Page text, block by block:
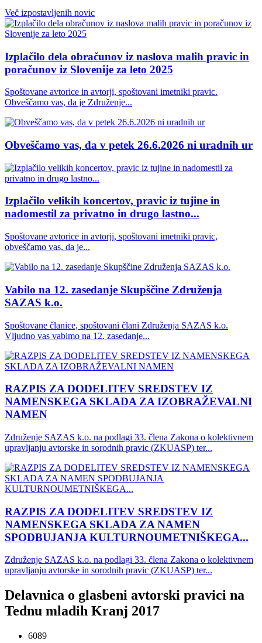
Več izpostavljenih novic
Izplačilo dela obračunov iz naslova malih pravic in
poračunov iz Slovenije za leto 2025
Spoštovane avtorice in avtorji, spoštovani imetniki pravic.
Obveščamo vas, da je Združenje...
Obveščamo vas, da v petek 26.6.2026 ni uradnih ur
Izplačilo velikih koncertov, pravic iz tujine in
nadomestil za privatno in drugo lastno...
Spoštovane avtorice in avtorji, spoštovani imetniki pravic,
obveščamo vas, da je...
Vabilo na 12. zasedanje Skupščine Združenja
SAZAS k.o.
Spoštovane članice, spoštovani člani Združenja SAZAS k.o.
Vljudno vas vabimo na 12. zasedanje...
RAZPIS ZA DODELITEV SREDSTEV IZ
NAMENSKEGA SKLADA ZA IZOBRAŽEVALNI
NAMEN
Združenje SAZAS k.o. na podlagi 33. člena Zakona o kolektivnem
upravljanju avtorske in sorodnih pravic (ZKUASP) ter...
RAZPIS ZA DODELITEV SREDSTEV IZ
NAMENSKEGA SKLADA ZA NAMEN
SPODBUJANJA KULTURNOUMETNIŠKEGA...
Združenje SAZAS k.o. na podlagi 33. člena Zakona o kolektivnem
upravljanju avtorske in sorodnih pravic (ZKUASP) ter...
Delavnica o glasbeni avtorski pravici na
Tednu mladih Kranj 2017
6089